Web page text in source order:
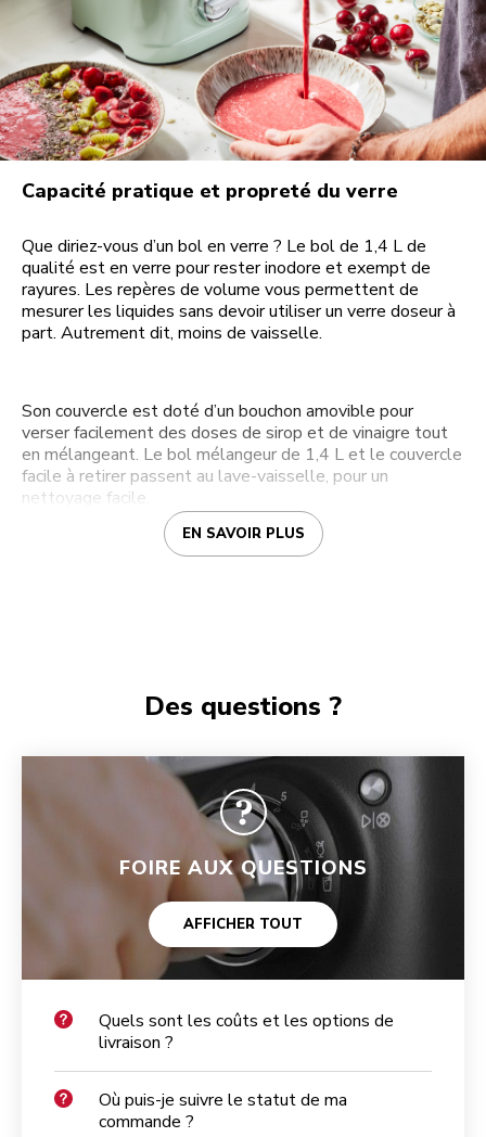
Capacité pratique et propreté du verre
Que diriez-vous d’un bol en verre ? Le bol de 1,4 L de
qualité est en verre pour rester inodore et exempt de
rayures. Les repères de volume vous permettent de
mesurer les liquides sans devoir utiliser un verre doseur à
part. Autrement dit, moins de vaisselle.
Son couvercle est doté d’un bouchon amovible pour
verser facilement des doses de sirop et de vinaigre tout
en mélangeant. Le bol mélangeur de 1,4 L et le couvercle
facile à retirer passent au lave-vaisselle, pour un
nettoyage facile.
EN SAVOIR PLUS
Des questions ?
FOIRE AUX QUESTIONS
AFFICHER TOUT
Quels sont les coûts et les options de
livraison ?
Où puis-je suivre le statut de ma
commande ?